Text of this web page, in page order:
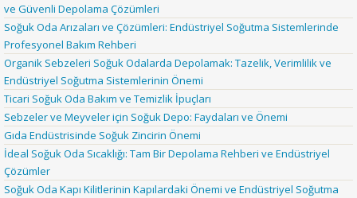
ve Güvenli Depolama Çözümleri
Soğuk Oda Arızaları ve Çözümleri: Endüstriyel Soğutma Sistemlerinde
Profesyonel Bakım Rehberi
Organik Sebzeleri Soğuk Odalarda Depolamak: Tazelik, Verimlilik ve
Endüstriyel Soğutma Sistemlerinin Önemi
Ticari Soğuk Oda Bakım ve Temizlik İpuçları
Sebzeler ve Meyveler için Soğuk Depo: Faydaları ve Önemi
Gıda Endüstrisinde Soğuk Zincirin Önemi
İdeal Soğuk Oda Sıcaklığı: Tam Bir Depolama Rehberi ve Endüstriyel
Çözümler
Soğuk Oda Kapı Kilitlerinin Kapılardaki Önemi ve Endüstriyel Soğutma